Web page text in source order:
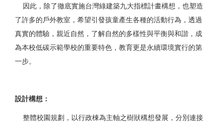
因此，除了徹底實施台灣綠建築九大指標計畫構想，也塑造
了許多的戶外教室，希望引發孩童產生各種的活動行為，透過
真實的體驗，親近自然，了解自然的多樣性與平衡與和諧，成
為本校低碳示範學校的重要特色，教育更是永續環境實行的第
一步。
設計構想：
整體校園規劃，以行政棟為主軸之樹狀構想發展，分別連接